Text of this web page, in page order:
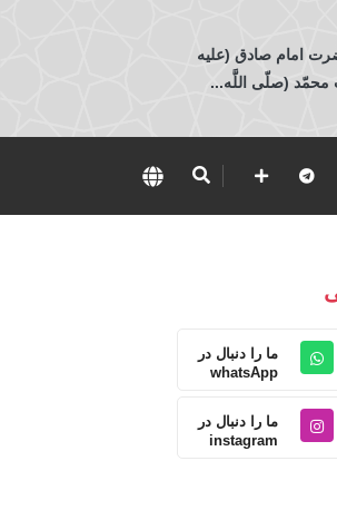
امام صادق (عليه
(صلّى اللَّه...
ما را دنبال در
whatsApp
ما را دنبال در
instagram